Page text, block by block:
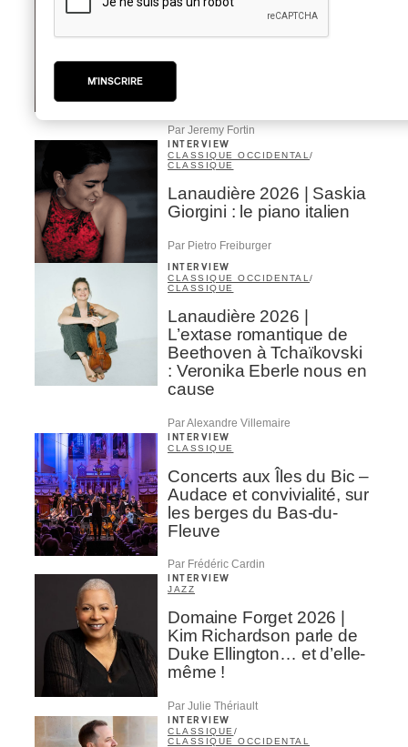
CLASSIQUE/
CLASSIQUE OCCIDENTAL
Concerts aux Îles du Bic |
Chloé Dumoulin ose une
Chopin
Par Jeremy Fortin
INTERVIEW
CLASSIQUE OCCIDENTAL/
CLASSIQUE
Lanaudière 2026 | Saskia
Giorgini : le piano italien
Par Pietro Freiburger
INTERVIEW
CLASSIQUE OCCIDENTAL/
CLASSIQUE
Lanaudière 2026 |
L’extase romantique de
Beethoven à Tchaïkovski
: Veronika Eberle nous en
cause
Par Alexandre Villemaire
INTERVIEW
CLASSIQUE
Concerts aux Îles du Bic –
Audace et convivialité, sur
les berges du Bas-du-
Fleuve
Par Frédéric Cardin
INTERVIEW
JAZZ
Domaine Forget 2026 |
Kim Richardson parle de
Duke Ellington… et d’elle-
même !
Par Julie Thériault
INTERVIEW
CLASSIQUE /
CLASSIQUE OCCIDENTAL
M'INSCRIRE